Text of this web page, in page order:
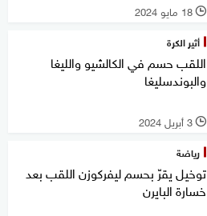
l 18 مايو 2024
أثير الكرة
اللقب حسم في الكالشيو والليغا
والبوندسليغا
l 3 أبريل 2024
رياضة
توخيل يقرّ بحسم ليفركوزن اللقب بعد
خسارة البايرن